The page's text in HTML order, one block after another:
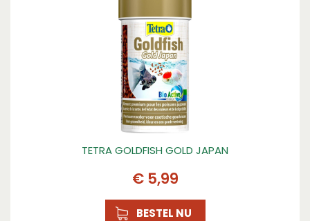
TETRA GOLDFISH GOLD JAPAN
€ 5,99
BESTEL NU